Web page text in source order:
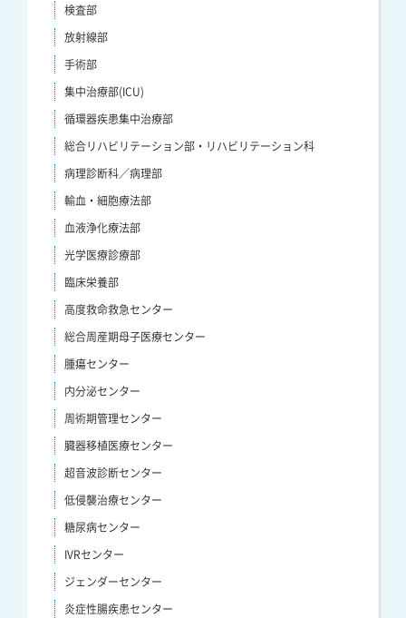
検査部
放射線部
手術部
集中治療部(ICU)
循環器疾患集中治療部
総合リハビリテーション部・リハビリテーション科
病理診断科／病理部
輸血・細胞療法部
血液浄化療法部
光学医療診療部
臨床栄養部
高度救命救急センター
総合周産期母子医療センター
腫瘍センター
内分泌センター
周術期管理センター
臓器移植医療センター
超音波診断センター
低侵襲治療センター
糖尿病センター
IVRセンター
ジェンダーセンター
炎症性腸疾患センター